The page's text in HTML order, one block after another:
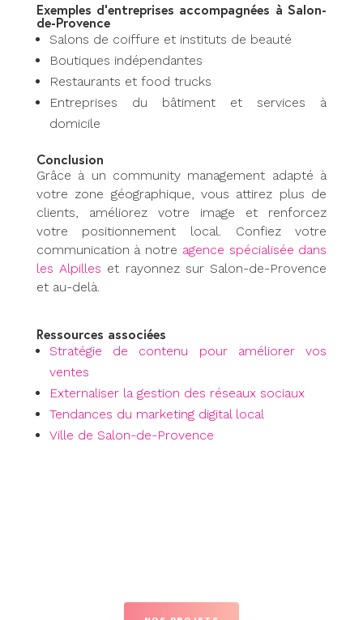
Exemples d’entreprises accompagnées à Salon-
de-Provence
Salons de coiffure et instituts de beauté
Boutiques indépendantes
Restaurants et food trucks
Entreprises du bâtiment et services à
domicile
Conclusion
Grâce à un community management adapté à
votre zone géographique, vous attirez plus de
clients, améliorez votre image et renforcez
votre positionnement local. Confiez votre
communication à notre agence spécialisée dans
les Alpilles et rayonnez sur Salon-de-Provence
et au-delà.
Ressources associées
Stratégie de contenu pour améliorer vos
ventes
Externaliser la gestion des réseaux sociaux
Tendances du marketing digital local
Ville de Salon-de-Provence